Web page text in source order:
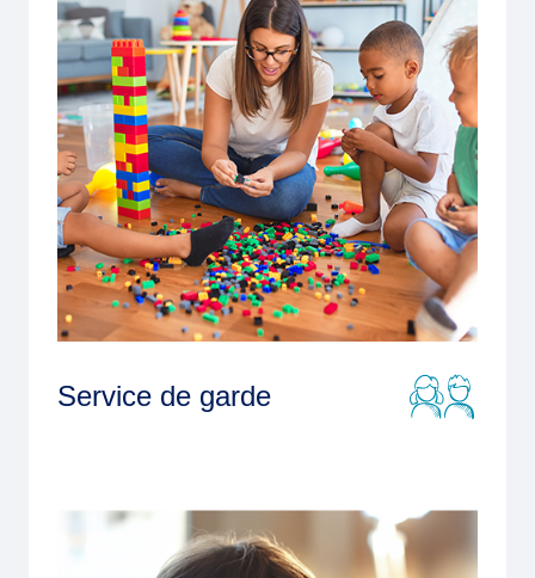
Service de garde